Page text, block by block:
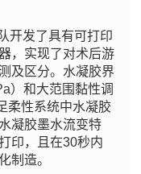
开发了具有可打印
，实现了对术后游
及区分。水凝胶界
）和大范围黏性调
柔性系统中水凝胶
凝胶墨水流变特
印，且在30秒内
制造。